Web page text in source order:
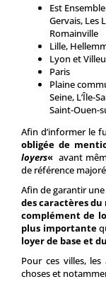
Est
Gervais, Les
Romainville
Lille,
Lyon et
Paris
Plaine
Seine, L’Île-
Saint-Ouen-
Afin d’informer le
obligée de
loyers« avant
de référence
Afin de garantir
des caractères
complément de
plus importante
loyer de base et
Pour ces villes,
choses et